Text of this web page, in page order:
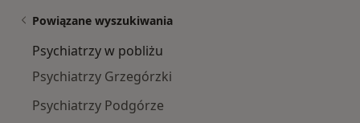
Powiązane wyszukiwania
Psychiatrzy w pobliżu
Psychiatrzy Grzegórzki
Psychiatrzy Podgórze